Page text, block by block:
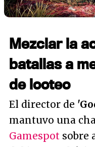
Mezclar la
batallas a
de looteo
El director de
mantuvo una
Gamespot sobre